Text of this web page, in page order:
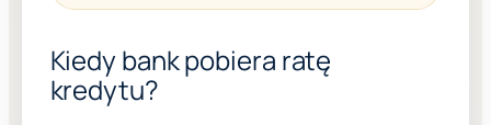
Kiedy bank pobiera ratę
kredytu?